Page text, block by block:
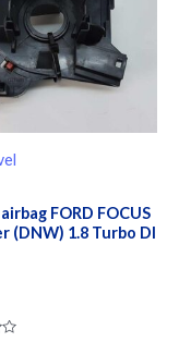
FORD FOCUS
(DNW) 1.8 Turbo DI